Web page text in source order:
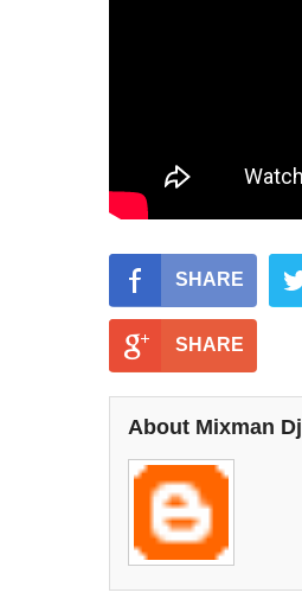
SHARE
SHARE
About Mixman Dj